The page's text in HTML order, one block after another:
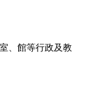
、館等行政及教